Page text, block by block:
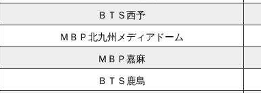
ＢＴＳ西予
ＭＢＰ北九州メディアドーム
ＭＢＰ嘉麻
ＢＴＳ鹿島